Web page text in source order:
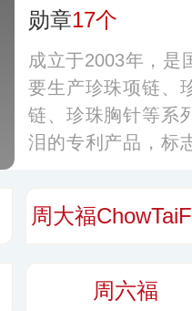
勋章17个
成立于2003年，是
要生产珍珠项链、
链、珍珠胸针等系
泪的专利产品，标
厚实，色彩斑斓，
璀璨，深受消费者
周六福